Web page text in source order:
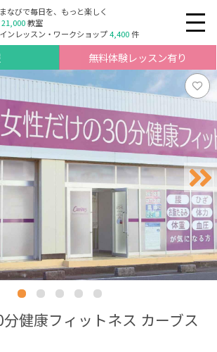
なびで毎日を、もっと楽しく
21,000教室
ンレッスン・ワークショップ4,400件
無料体験レッスン有り
健康フィットネス カーブス